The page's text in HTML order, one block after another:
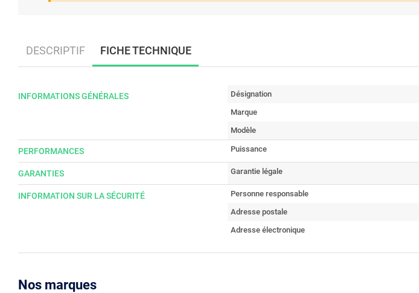
DESCRIPTIF FICHE TECHNIQUE
INFORMATIONS GÉNÉRALES Désignation
Marque
Modèle
PERFORMANCES Puissance
GARANTIES Garantie légale
INFORMATION SUR LA SÉCURITÉ Personne responsable
Adresse postale
Adresse électronique
Nos marques